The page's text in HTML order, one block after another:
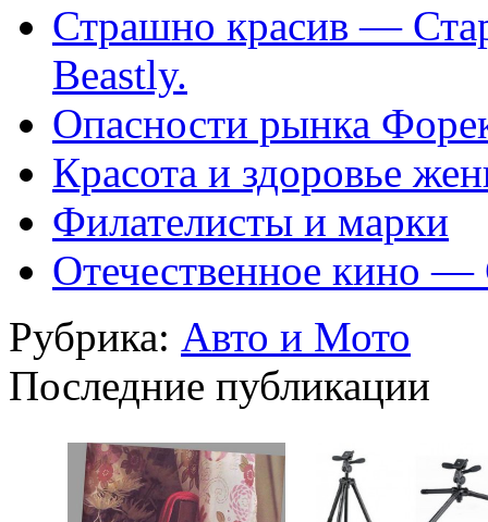
Страшно красив —
Beastly.
Опасности рынка
Красота и здоровье
Филателисты и марки
Отечественное кино —
Рубрика: Авто и Мото
Последние публикации